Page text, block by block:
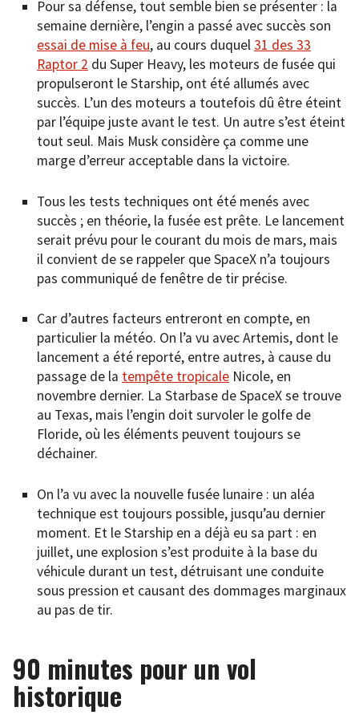
Pour sa défense, tout semble bien se présenter : la
semaine dernière, l’engin a passé avec succès son
essai de mise à feu, au cours duquel31 des 33
Raptor 2 du Super Heavy, les moteurs de fusée qui
propulseront le Starship, ont été allumés avec
succès. L’un des moteurs a toutefois dû être éteint
par l’équipe juste avant le test. Un autre s’est éteint
tout seul. Mais Musk considère ça comme une
marge d’erreur acceptable dans la victoire.
Tous les tests techniques ont été menés avec
succès ; en théorie, la fusée est prête. Le lancement
serait prévu pour le courant du mois de mars, mais
il convient de se rappeler que SpaceX n’a toujours
pas communiqué de fenêtre de tir précise.
Car d’autres facteurs entreront en compte, en
particulier la météo. On l’a vu avec Artemis, dont le
lancement a été reporté, entre autres, à cause du
passage de la tempête tropicale Nicole, en
novembre dernier. La Starbase de SpaceX se trouve
au Texas, mais l’engin doit survoler le golfe de
Floride, où les éléments peuvent toujours se
déchainer.
On l’a vu avec la nouvelle fusée lunaire : un aléa
technique est toujours possible, jusqu’au dernier
moment. Et le Starship en a déjà eu sa part : en
juillet, une explosion s’est produite à la base du
véhicule durant un test, détruisant une conduite
sous pression et causant des dommages marginaux
au pas de tir.
90 minutes pour un vol
historique